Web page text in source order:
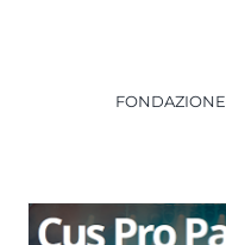
FONDAZIONE